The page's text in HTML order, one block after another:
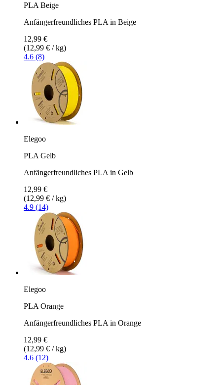
PLA Beige
Anfängerfreundliches PLA in Beige
12,99 €
(12,99 € / kg)
4.6 (8)
Elegoo
PLA Gelb
Anfängerfreundliches PLA in Gelb
12,99 €
(12,99 € / kg)
4.9 (14)
Elegoo
PLA Orange
Anfängerfreundliches PLA in Orange
12,99 €
(12,99 € / kg)
4.6 (12)